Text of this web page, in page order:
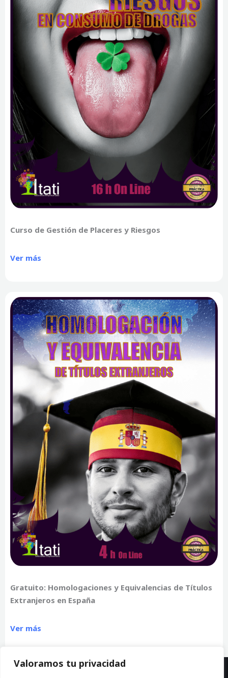
Valoramos tu privacidad
Curso de Gestión de Placeres y Riesgos
Ver más
Gratuito: Homologaciones y Equivalencias de Títulos
Extranjeros en España
Ver más